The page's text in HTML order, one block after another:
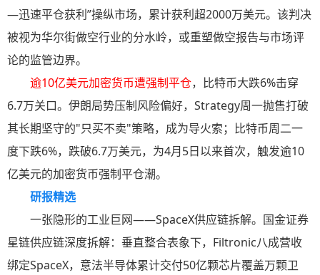
—迅速平仓获利”操纵市场，累计获利超2000万美元。该判决
被视为华尔街做空行业的分水岭，或重塑做空报告与市场评
论的监管边界。
逾10亿美元加密货币遭强制平仓，比特币大跌6%击穿
6.7万关口。伊朗局势压制风险偏好，Strategy周一抛售打破
其长期坚守的"只买不卖"策略，成为导火索；比特币周二一
度下跌6%，跌破6.7万美元，为4月5日以来首次，触发逾10
亿美元的加密货币强制平仓潮。
研报精选
一张隐形的工业巨网——SpaceX供应链拆解。国金证券
星链供应链深度拆解：垂直整合表象下，Filtronic八成营收
绑定SpaceX，意法半导体累计交付50亿颗芯片覆盖万颗卫